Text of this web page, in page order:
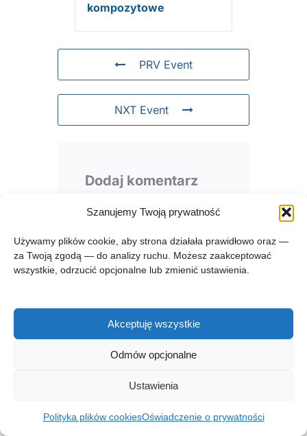
Szanujemy Twoją prywatność
Używamy plików cookie, aby strona działała prawidłowo oraz —
za Twoją zgodą — do analizy ruchu. Możesz zaakceptować
wszystkie, odrzucić opcjonalne lub zmienić ustawienia.
Akceptuję wszystkie
Odmów opcjonalne
Ustawienia
Polityka plików cookiesOświadczenie o prywatności
kompozytowe
PRV Event
NXT Event
Dodaj komentarz
Musisz się zalogować,
komentarz.
Prawa autorskie © 2026 zgłębnik.pl
Kontakt